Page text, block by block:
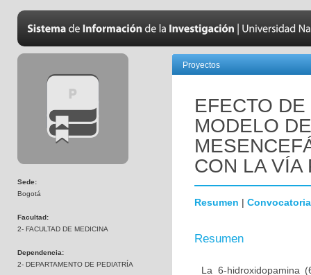
Sede:
Bogotá
Facultad:
2- FACULTAD DE MEDICINA
Dependencia:
2- DEPARTAMENTO DE PEDIATRÍA
Proyectos
EFECTO
MODELO
CON LA VÍA
Resumen | Convocatoria
Resumen
La 6-hidroxidopamina